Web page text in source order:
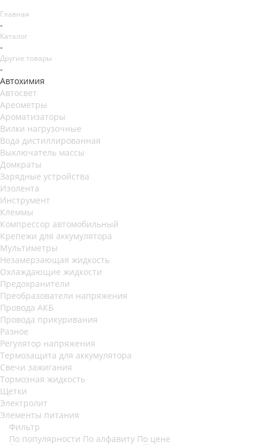
Главная
-
Каталог
-
Другие товары
-
Автохимия
Автосвет
Ареометры
Ароматизаторы
Вилки нагрузочные
Вода дистиллированная
Выключатель массы
Домкраты
Зарядные устройства
Изолента
Инструмент
Клеммы
Компрессор автомобильный
Крепежи для аккумулятора
Мультиметры
Незамерзающая жидкость
Охлаждающие жидкости
Предохранители
Преобразователи напряжения
Провода АКБ
Провода прикуривания
Разное
Регулятор напряжения
Термозащита для аккумулятора
Свечи зажигания
Тормозная жидкость
Щетки
Электролит
Элементы питания
Фильтр
По популярности По алфавиту По цене